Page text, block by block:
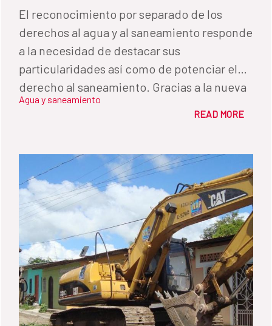
El reconocimiento por separado de los
derechos al agua y al saneamiento responde
a la necesidad de destacar sus
particularidades así como de potenciar el
derecho al saneamiento. Gracias a la nueva
resolución, los Estados disponen ahora de
al saneamiento. Ello les permitirá poder
contribuir a su consecución de forma más
efectiva.
Agua y saneamiento
READ MORE